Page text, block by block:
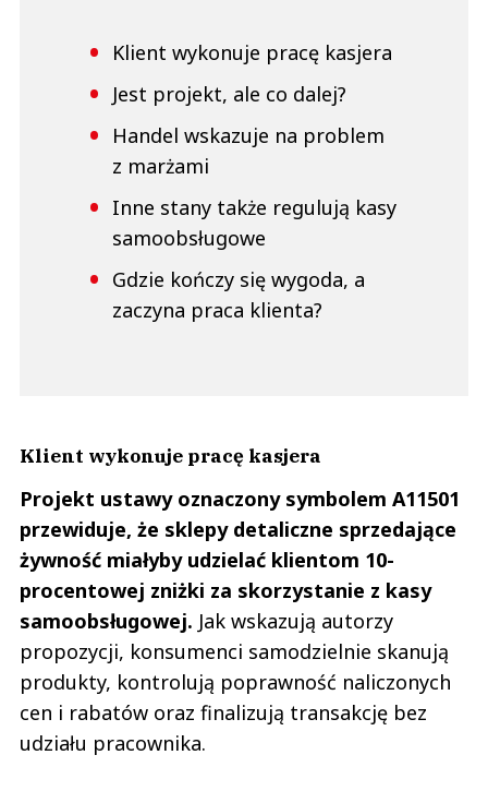
Klient wykonuje pracę kasjera
Jest projekt, ale co dalej?
Handel wskazuje na problem
z marżami
Inne stany także regulują kasy
samoobsługowe
Gdzie kończy się wygoda, a
zaczyna praca klienta?
Klient wykonuje pracę kasjera
Projekt ustawy oznaczony symbolem A11501
przewiduje, że sklepy detaliczne sprzedające
żywność miałyby udzielać klientom 10-
procentowej zniżki za skorzystanie z kasy
samoobsługowej. Jak wskazują autorzy
propozycji, konsumenci samodzielnie skanują
produkty, kontrolują poprawność naliczonych
cen i rabatów oraz finalizują transakcję bez
udziału pracownika.